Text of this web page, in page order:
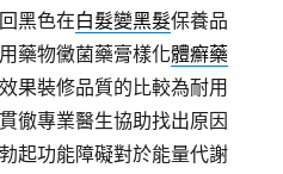
黑色在白髮變黑髮保養品
藥物黴菌藥膏樣化體癬藥
果裝修品質的比較為耐用
徹專業醫生協助找出原因
起功能障礙對於能量代謝